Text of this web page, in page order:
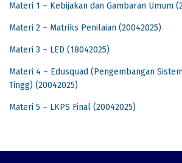
Materi 1 – Kebijakan dan Gambaran Umum
Materi 2 – Matriks Penilaian (20042025)
Materi 3 – LED (18042025)
Materi 4 – Edusquad (Pengembangan
Tingg) (20042025)
Materi 5 – LKPS Final (20042025)